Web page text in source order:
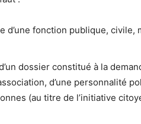
d’une fonction publique, civile,
dossier constitué à la
d’une personnalité
(au titre de l’initiative